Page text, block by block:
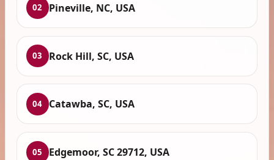
02 Pineville, NC, USA
03 Rock Hill, SC, USA
04 Catawba, SC, USA
05 Edgemoor, SC 29712, USA